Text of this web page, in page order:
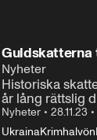
Nyheter
Historiska
år lång rättslig
Nyheter • 28.11.23 •
UkrainaKrimhalvön